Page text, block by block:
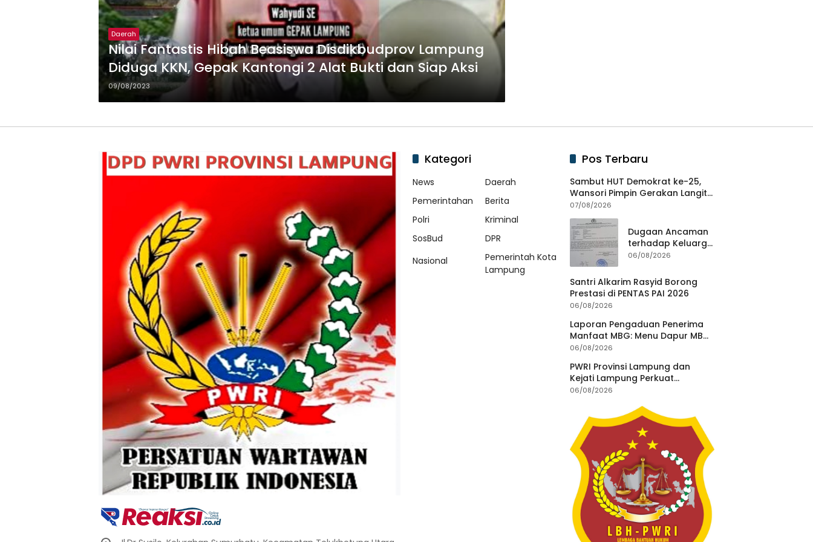
Daerah
Nilai Fantastis Hibah Beasiswa Disdikbudprov Lampung
Diduga KKN, Gepak Kantongi 2 Alat Bukti dan Siap Aksi
09/08/2023
Kategori
News
Daerah
Pemerintahan
Berita
Polri
Kriminal
SosBud
DPR
Nasional
Pemerintah Kota
Lampung
Pos Terbaru
Sambut HUT Demokrat ke-25,
Wansori Pimpin Gerakan Langit
Biru Indonesia Asri di Lampung
Utara.
07/08/2026
Dugaan Ancaman
terhadap Keluarga
Pengurus PWI
Legislator dan
Jurnalis
06/08/2026
Santri Alkarim Rasyid Borong
Prestasi di PENTAS PAI 2026
06/08/2026
Laporan Pengaduan Penerima
Manfaat MBG: Menu Dapur MBG
Teratai Lampung Utara Disorot,
Lakukan Investigasi
06/08/2026
PWRI Provinsi Lampung dan
Kejati Lampung Perkuat
Sinergitas Penegakan Hukum
06/08/2026